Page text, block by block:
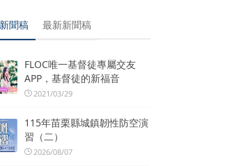
聞稿 最新新聞稿
FLOC唯一基督徒專屬交友
APP，基督徒的新福音
2021/03/29
115年苗栗縣城鎮韌性防空演
習（二）
2026/08/07